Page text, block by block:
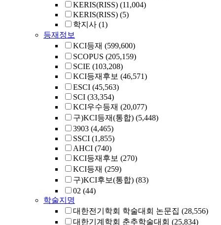
KERIS(RISS) (11,004)
KERIS(RISS) (5)
학지사 (1)
등재정보
KCI등재 (599,600)
SCOPUS (205,159)
SCIE (103,208)
KCI등재후보 (46,571)
ESCI (45,563)
SCI (33,354)
KCI우수등재 (20,077)
구)KCI등재(통합) (5,448)
3903 (4,465)
SSCI (1,855)
AHCI (740)
KCI등재후보 (270)
KCI등재 (259)
구)KCI후보(통합) (83)
02 (44)
학술지명
대한전기학회 학술대회 논문집 (28,556)
대한기계학회 춘추학술대회 (25,834)